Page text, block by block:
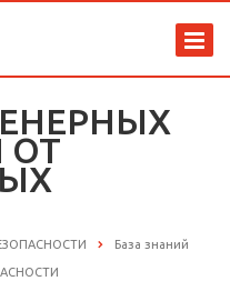
ОТ
База знаний